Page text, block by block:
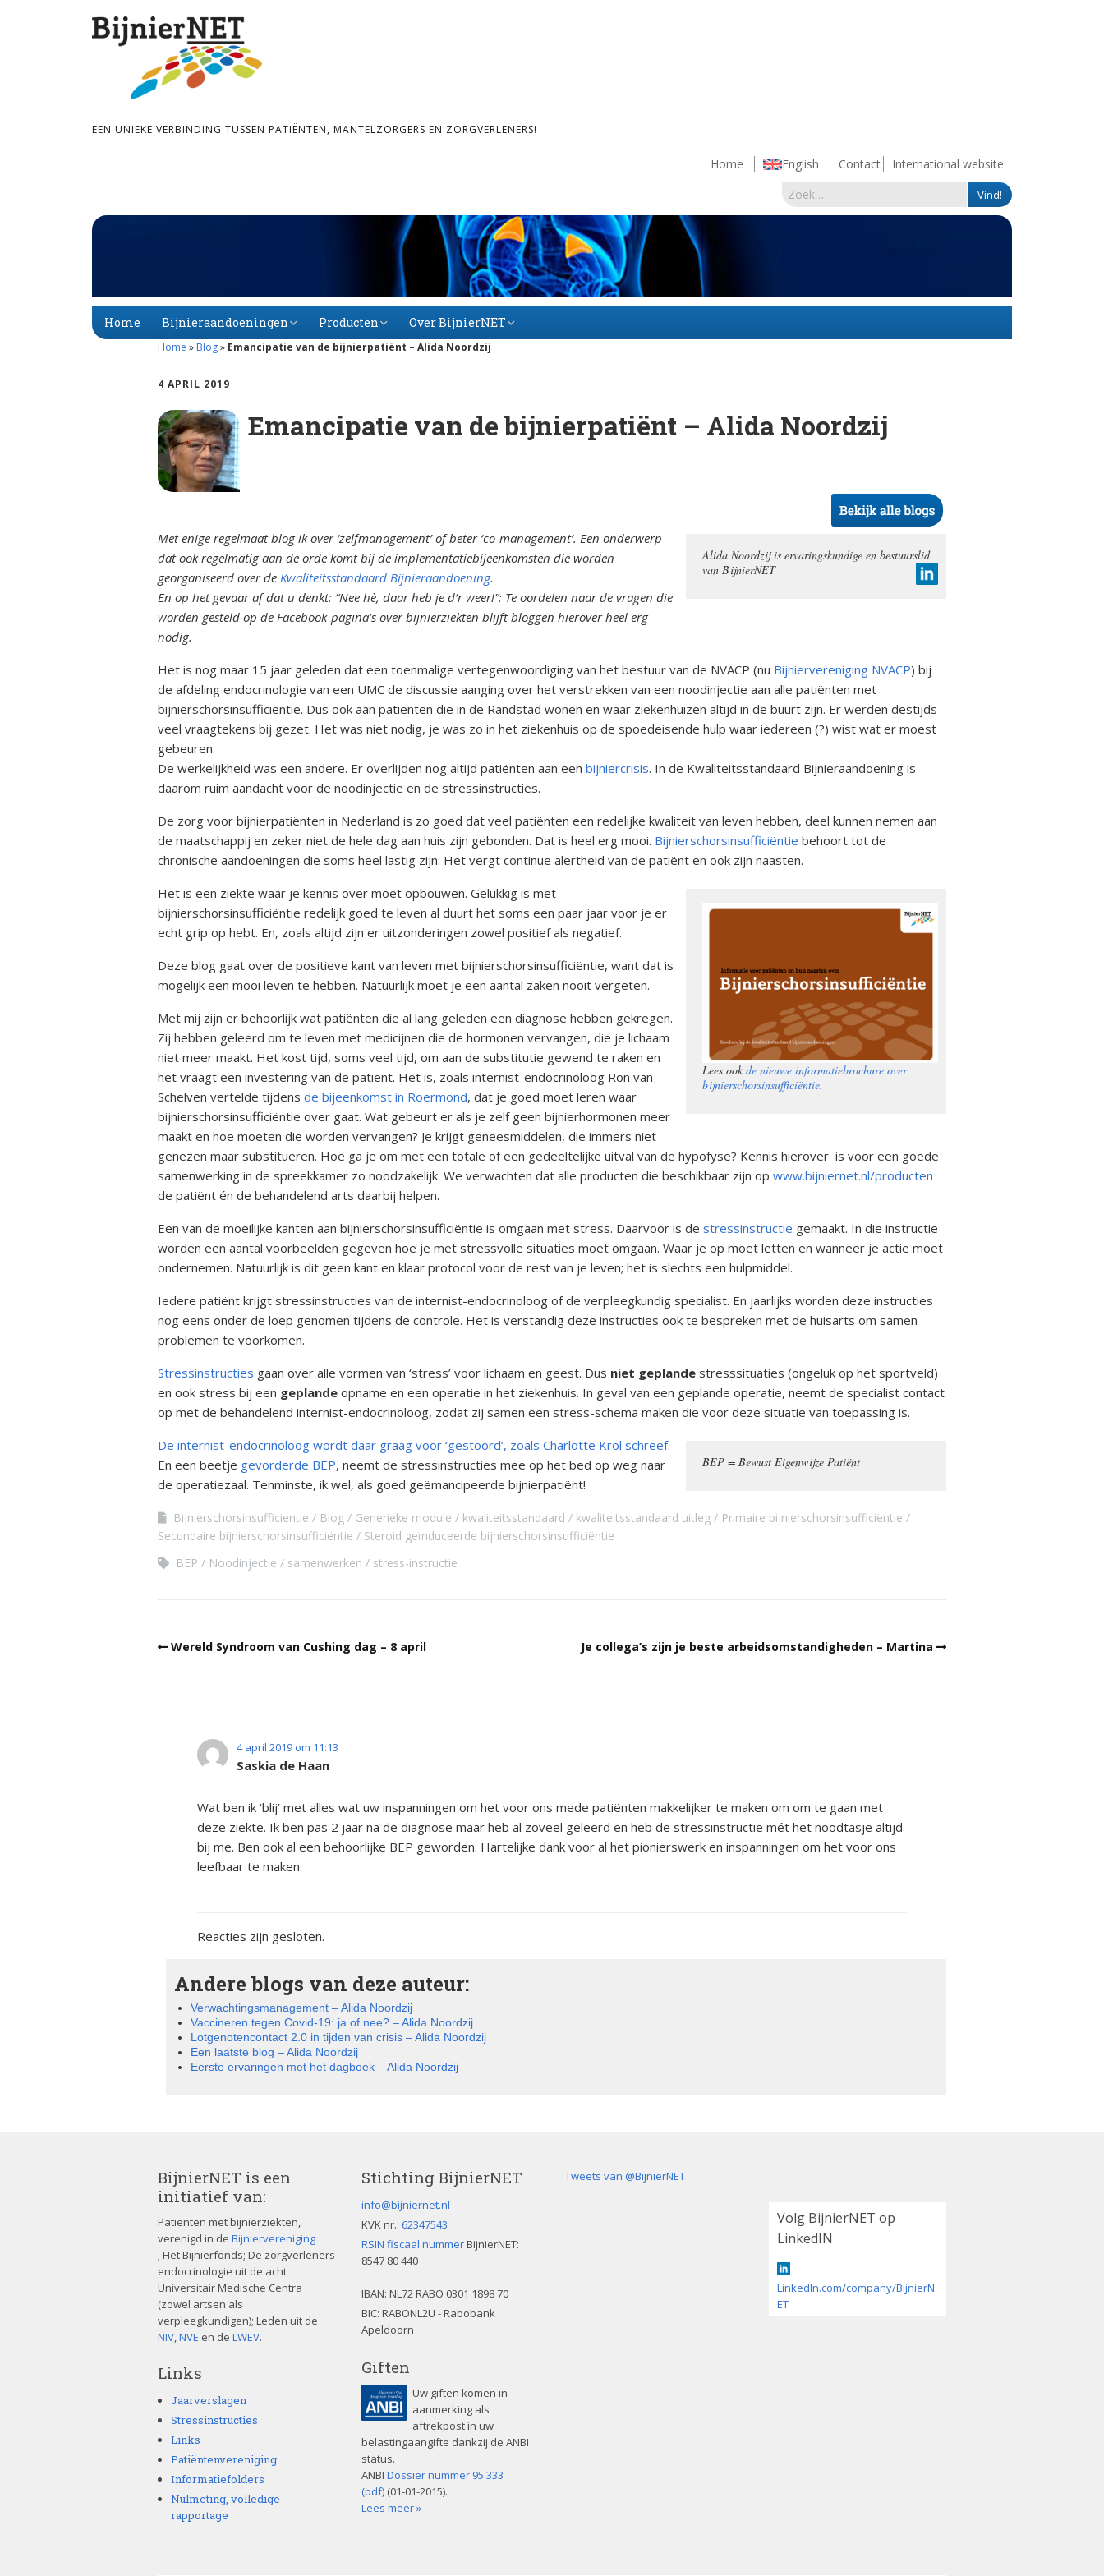
EEN UNIEKE VERBINDING TUSSEN PATIËNTEN, MANTELZORGERS EN ZORGVERLENERS!
Home English Contact International website
Home Bijnieraandoeningen
Secundaire
bijnierschorsinsufficië
Immuuntherapie en de
bijnier
Syndroom van Cushing
Adrenogenitaal
syndroom (AGS)
Feochromocytoom
Bijnierschorscarcinoom
Producten
Bijnier app
Ervaringsverhalen
Factsheets Arbeid en
ziek zijn
Informatiebrochure
Kwaliteitsstandaard
Mini-docu’s
voorkoming van een
bijniercrisis
Thesaurus
Bijnieraandoeningen
Over BijnierNET
Bestuursleden
Veelgestelde vragen
Home » Blog» Emancipatie van de bijnierpatiënt – Alida Noordzij
4 APRIL 2019
Emancipatie van de bijnierpatiënt – Alida Noordzij
Alida Noordzij is ervaringskundige en bestuurslid
van BijnierNET
Met enige regelmaat blog ik over ‘zelfmanagement’ of beter ‘co-management’. Een onderwerp
dat ook regelmatig aan de orde komt bij de implementatiebijeenkomsten die worden
georganiseerd over de Kwaliteitsstandaard Bijnieraandoening.
En op het gevaar af dat u denkt: “Nee hè, daar heb je d’r weer!”: Te oordelen naar de vragen die
worden gesteld op de Facebook-pagina’s over bijnierziekten blijft bloggen hierover heel erg
nodig.
Het is nog maar 15 jaar geleden dat een toenmalige vertegenwoordiging van het bestuur van de NVACP (nu Bijniervereniging NVACP) bij
de afdeling endocrinologie van een UMC de discussie aanging over het verstrekken van een noodinjectie aan alle patiënten met
bijnierschorsinsufficiëntie. Dus ook aan patiënten die in de Randstad wonen en waar ziekenhuizen altijd in de buurt zijn. Er werden destijds
veel vraagtekens bij gezet. Het was niet nodig, je was zo in het ziekenhuis op de spoedeisende hulp waar iedereen (?) wist wat er moest
gebeuren.
De werkelijkheid was een andere. Er overlijden nog altijd patiënten aan een bijniercrisis. In de Kwaliteitsstandaard Bijnieraandoening is
daarom ruim aandacht voor de noodinjectie en de stressinstructies.
De zorg voor bijnierpatiënten in Nederland is zo goed dat veel patiënten een redelijke kwaliteit van leven hebben, deel kunnen nemen aan
de maatschappij en zeker niet de hele dag aan huis zijn gebonden. Dat is heel erg mooi. Bijnierschorsinsufficiëntie behoort tot de
chronische aandoeningen die soms heel lastig zijn. Het vergt continue alertheid van de patiënt en ook zijn naasten.
Lees ookde nieuwe informatiebrochure over
bijnierschorsinsufficiëntie.
Het is een ziekte waar je kennis over moet opbouwen. Gelukkig is met
bijnierschorsinsufficiëntie redelijk goed te leven al duurt het soms een paar jaar voor je er
echt grip op hebt. En, zoals altijd zijn er uitzonderingen zowel positief als negatief.
Deze blog gaat over de positieve kant van leven met bijnierschorsinsufficiëntie, want dat is
mogelijk een mooi leven te hebben. Natuurlijk moet je een aantal zaken nooit vergeten.
Met mij zijn er behoorlijk wat patiënten die al lang geleden een diagnose hebben gekregen.
Zij hebben geleerd om te leven met medicijnen die de hormonen vervangen, die je lichaam
niet meer maakt. Het kost tijd, soms veel tijd, om aan de substitutie gewend te raken en
het vraagt een investering van de patiënt. Het is, zoals internist-endocrinoloog Ron van
Schelven vertelde tijdens de bijeenkomst in Roermond, dat je goed moet leren waar
bijnierschorsinsufficiëntie over gaat. Wat gebeurt er als je zelf geen bijnierhormonen meer
maakt en hoe moeten die worden vervangen? Je krijgt geneesmiddelen, die immers niet
genezen maar substitueren. Hoe ga je om met een totale of een gedeeltelijke uitval van de hypofyse? Kennis hierover is voor een goede
samenwerking in de spreekkamer zo noodzakelijk. We verwachten dat alle producten die beschikbaar zijn op www.bijniernet.nl/producten
de patiënt én de behandelend arts daarbij helpen.
Een van de moeilijke kanten aan bijnierschorsinsufficiëntie is omgaan met stress. Daarvoor is de stressinstructie gemaakt. In die instructie
worden een aantal voorbeelden gegeven hoe je met stressvolle situaties moet omgaan. Waar je op moet letten en wanneer je actie moet
ondernemen. Natuurlijk is dit geen kant en klaar protocol voor de rest van je leven; het is slechts een hulpmiddel.
Iedere patiënt krijgt stressinstructies van de internist-endocrinoloog of de verpleegkundig specialist. En jaarlijks worden deze instructies
nog eens onder de loep genomen tijdens de controle. Het is verstandig deze instructies ook te bespreken met de huisarts om samen
problemen te voorkomen.
Stressinstructies gaan over alle vormen van ‘stress’ voor lichaam en geest. Dus niet geplande stresssituaties (ongeluk op het sportveld)
en ook stress bij een geplande opname en een operatie in het ziekenhuis. In geval van een geplande operatie, neemt de specialist contact
op met de behandelend internist-endocrinoloog, zodat zij samen een stress-schema maken die voor deze situatie van toepassing is.
BEP = Bewust Eigenwijze Patiënt
De internist-endocrinoloog wordt daar graag voor ‘gestoord’, zoals Charlotte Krol schreef.
En een beetje gevorderde BEP, neemt de stressinstructies mee op het bed op weg naar
de operatiezaal. Tenminste, ik wel, als goed geëmancipeerde bijnierpatiënt!
Bijnierschorsinsufficientie Blog Generieke module kwaliteitsstandaard kwaliteitsstandaard uitleg
Primaire bijnierschorsinsufficiëntie
Secundaire bijnierschorsinsufficiëntie
Steroid geïnduceerde bijnierschorsinsufficiëntie
BEP
Noodinjectie samenwerken stress-instructie
Wereld Syndroom van Cushing dag – 8 april Je collega’s zijn je beste arbeidsomstandigheden – Martina
4 april 2019 om 11:13
Saskia de Haan
Wat ben ik ‘blij’ met alles wat uw inspanningen om het voor ons mede patiënten makkelijker te maken om om te gaan met
deze ziekte. Ik ben pas 2 jaar na de diagnose maar heb al zoveel geleerd en heb de stressinstructie mét het noodtasje altijd
bij me. Ben ook al een behoorlijke BEP geworden. Hartelijke dank voor al het pionierswerk en inspanningen om het voor ons
leefbaar te maken.
Reacties zijn gesloten.
Andere blogs van deze auteur:
Verwachtingsmanagement – Alida Noordzij
Vaccineren tegen Covid-19: ja of nee? – Alida Noordzij
Lotgenotencontact 2.0 in tijden van crisis – Alida Noordzij
Een laatste blog – Alida Noordzij
Eerste ervaringen met het dagboek – Alida Noordzij
BijnierNET is een
initiatief van:
Patiënten met bijnierziekten,
verenigd in de Bijniervereniging
; Het Bijnierfonds; De zorgverleners
endocrinologie uit de acht
Universitair Medische Centra
(zowel artsen als
verpleegkundigen); Leden uit de
NIV,NVE en de LWEV.
Links
Jaarverslagen
Stressinstructies
Links
Patiëntenvereniging
Informatiefolders
Nulmeting, volledige
rapportage
Stichting BijnierNET
info@bijniernet.nl
KVK nr.: 62347543
RSIN fiscaal nummerBijnierNET:
8547 80 440
IBAN: NL72 RABO 0301 1898 70
BIC: RABONL2U - Rabobank
Apeldoorn
Giften
Uw giften komen in
aanmerking als
aftrekpost in uw
belastingaangifte dankzij de ANBI
status.
ANBI Dossier nummer 95.333
(pdf) (01-01-2015).
Lees meer »
Tweets van @BijnierNET
Volg BijnierNET op
LinkedIN
LinkedIn.com/company/BijnierN
ET